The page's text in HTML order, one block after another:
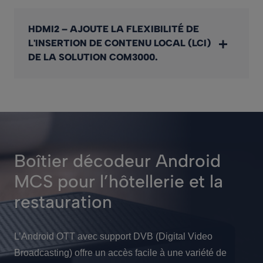
HDMI2 – AJOUTE LA FLEXIBILITÉ DE
L'INSERTION DE CONTENU LOCAL (LCI)
DE LA SOLUTION COM3000.
Boîtier décodeur Android
MCS pour l’hôtellerie et la
restauration
L’Android OTT avec support DVB (Digital Video
Broadcasting) offre un accès facile à une variété de